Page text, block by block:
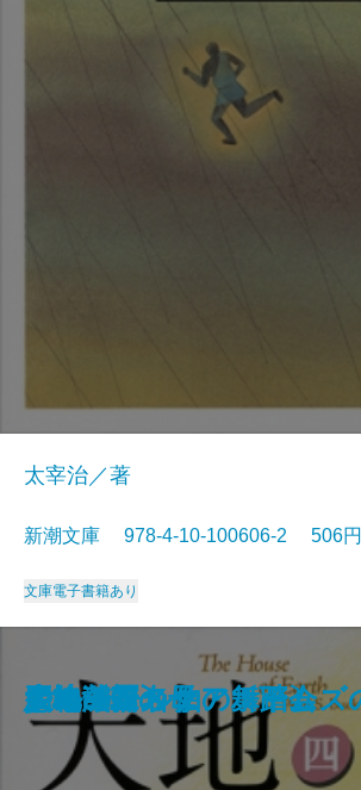
狭き門
天の夕顔
夕鶴・彦市ばなし
善悪の彼岸
バスカヴィル家の犬
盗賊
野火
博物誌
フランダースの犬
走れメロス
太宰治／著
新潮文庫 978-4-10-100606-2 506
文庫電子書籍あり
大地〔四〕
大地〔三〕
大地〔二〕
ジェーン・エア〔下〕
大地〔一〕
四つの署名
悪の華
シャーロック・ホームズ
少将滋幹の母
ドルジェル伯の舞踏会